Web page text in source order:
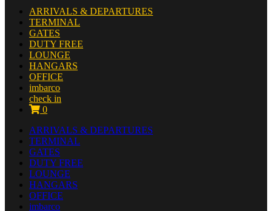
ARRIVALS & DEPARTURES
TERMINAL
GATES
DUTY FREE
LOUNGE
HANGARS
OFFICE
imbarco
check in
0
ARRIVALS & DEPARTURES
TERMINAL
GATES
DUTY FREE
LOUNGE
HANGARS
OFFICE
imbarco